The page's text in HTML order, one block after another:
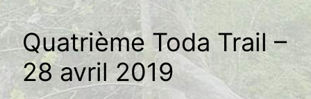
Quatrième Toda Trail –
28 avril 2019